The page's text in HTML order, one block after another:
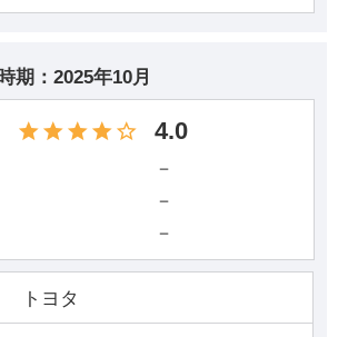
期： 2025年10月
4.0
－
－
－
トヨタ